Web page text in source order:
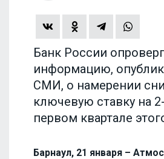
Банк России опроверг
информацию,
СМИ, о намерении
ключевую ставку на
первом квартале
Барнаул, 21 января –